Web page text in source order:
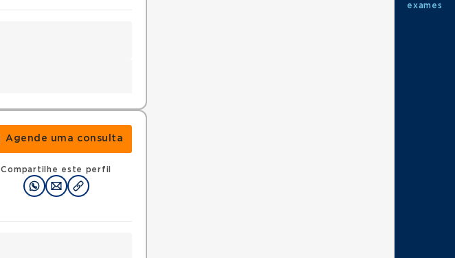
Agende uma consulta
Compartilhe este perfil
exames